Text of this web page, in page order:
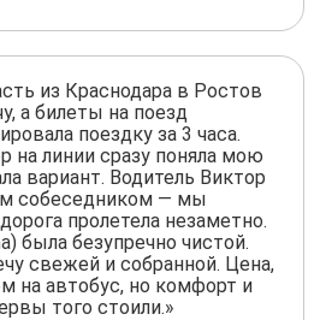
из Краснодара в Ростов
а билеты на поезд
поездку за 3 часа.
на линии сразу поняла мою
вариант. Водитель Виктор
собеседником — мы
пролетела незаметно.
была безупречно чистой.
свежей и собранной. Цена,
на автобус, но комфорт и
того стоили.»